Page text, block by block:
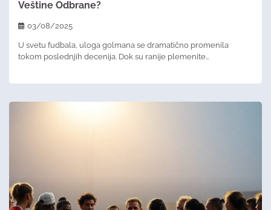
Veštine Odbrane?
03/08/2025
U svetu fudbala, uloga golmana se dramatično promenila
tokom poslednjih decenija. Dok su ranije plemenite…